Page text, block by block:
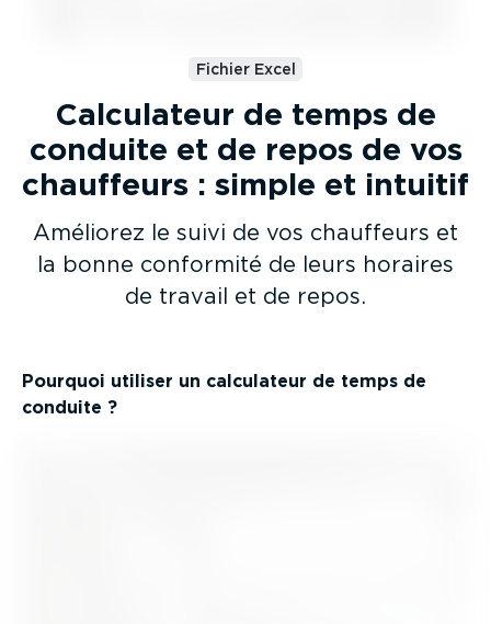
Fichier Excel
Calculateur de temps de
conduite et de repos de vos
chauffeurs : simple et intuitif
Améliorez le suivi de vos chauffeurs et
la bonne conformité de leurs horaires
de travail et de repos.
Pourquoi utiliser un calculateur de temps de
conduite ?